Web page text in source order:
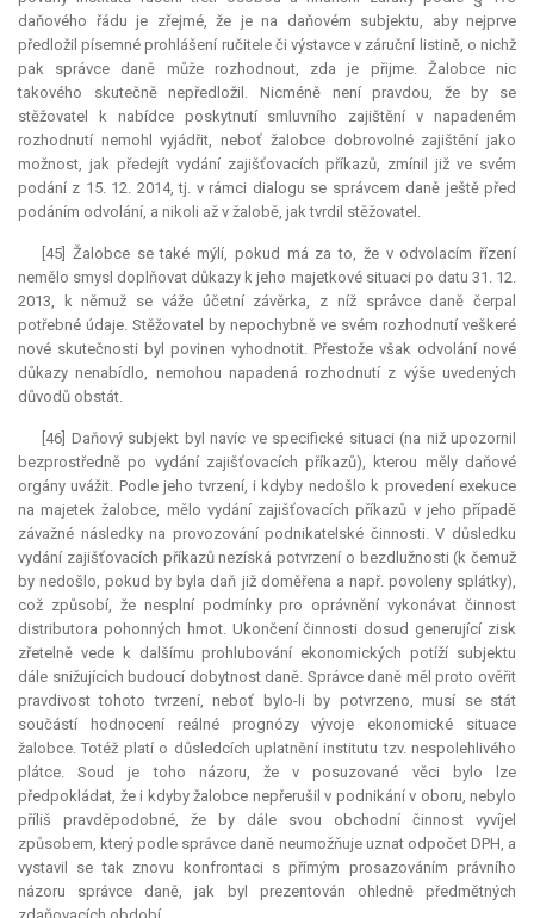
daňového řádu je zřejmé, že je na daňovém subjektu, aby nejprve
předložil písemné prohlášení ručitele či výstavce v záruční listině, o nichž
pak správce daně může rozhodnout, zda je přijme. Žalobce nic
takového skutečně nepředložil. Nicméně není pravdou, že by se
stěžovatel k nabídce poskytnutí smluvního zajištění v napadeném
rozhodnutí nemohl vyjádřit, neboť žalobce dobrovolné zajištění jako
možnost, jak předejít vydání zajišťovacích příkazů, zmínil již ve svém
podání z 15. 12. 2014, tj. v rámci dialogu se správcem daně ještě před
podáním odvolání, a nikoli až v žalobě, jak tvrdil stěžovatel.
[45] Žalobce se také mýlí, pokud má za to, že v odvolacím řízení
nemělo smysl doplňovat důkazy k jeho majetkové situaci po datu 31. 12.
2013, k němuž se váže účetní závěrka, z níž správce daně čerpal
potřebné údaje. Stěžovatel by nepochybně ve svém rozhodnutí veškeré
nové skutečnosti byl povinen vyhodnotit. Přestože však odvolání nové
důkazy nenabídlo, nemohou napadená rozhodnutí z výše uvedených
důvodů obstát.
[46] Daňový subjekt byl navíc ve specifické situaci (na niž upozornil
bezprostředně po vydání zajišťovacích příkazů), kterou měly daňové
orgány uvážit. Podle jeho tvrzení, i kdyby nedošlo k provedení exekuce
na majetek žalobce, mělo vydání zajišťovacích příkazů v jeho případě
závažné následky na provozování podnikatelské činnosti. V důsledku
vydání zajišťovacích příkazů nezíská potvrzení o bezdlužnosti (k čemuž
by nedošlo, pokud by byla daň již doměřena a např. povoleny splátky),
což způsobí, že nesplní podmínky pro oprávnění vykonávat činnost
distributora pohonných hmot. Ukončení činnosti dosud generující zisk
zřetelně vede k dalšímu prohlubování ekonomických potíží subjektu
dále snižujících budoucí dobytnost daně. Správce daně měl proto ověřit
pravdivost tohoto tvrzení, neboť bylo-li by potvrzeno, musí se stát
součástí hodnocení reálné prognózy vývoje ekonomické situace
žalobce. Totéž platí o důsledcích uplatnění institutu tzv. nespolehlivého
plátce. Soud je toho názoru, že v posuzované věci bylo lze
předpokládat, že i kdyby žalobce nepřerušil v podnikání v oboru, nebylo
příliš pravděpodobné, že by dále svou obchodní činnost vyvíjel
způsobem, který podle správce daně neumožňuje uznat odpočet DPH, a
vystavil se tak znovu konfrontaci s přímým prosazováním právního
názoru správce daně, jak byl prezentován ohledně předmětných